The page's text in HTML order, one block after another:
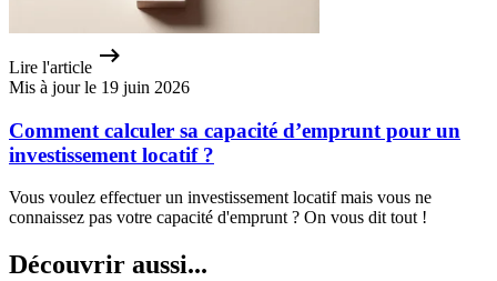
Lire l'article
Mis à jour le 19 juin 2026
Comment calculer sa capacité d’emprunt pour un
investissement locatif ?
Vous voulez effectuer un investissement locatif mais vous ne
connaissez pas votre capacité d'emprunt ? On vous dit tout !
Découvrir aussi...